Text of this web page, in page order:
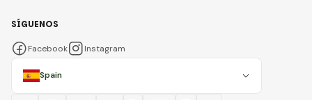
Spain
SÍGUENOS
Facebook Instagram